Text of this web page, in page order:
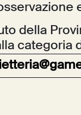
della
categoria